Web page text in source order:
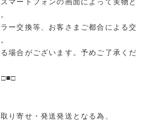
ー交換等、お客さまご都合による交
場合がございます。予めご了承くだ
り寄せ・発送発送となる為、